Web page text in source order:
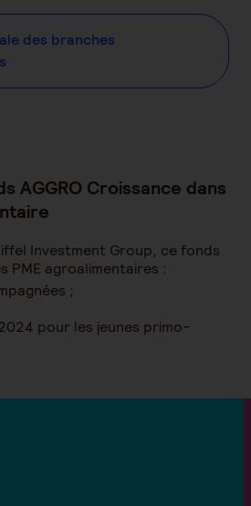
des branches
AGGRO Croissance dans
Investment Group, ce fonds
PME agroalimentaires :
;
pour les jeunes primo-